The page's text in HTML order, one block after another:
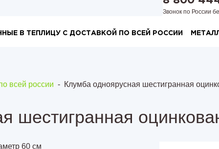
Звонок по России
грядка высотой 20 см
грядка высотой 40 см
полимерным покрытием высотой 20
полимерным покрытием высотой 30
полимерным покрытием высотой 40
В ТЕПЛИЦУ С ДОСТАВКОЙ ПО ВСЕЙ РОССИИ
6 м
4 м
всей россии - Клумба одноярусная шестигранная
шестигранная